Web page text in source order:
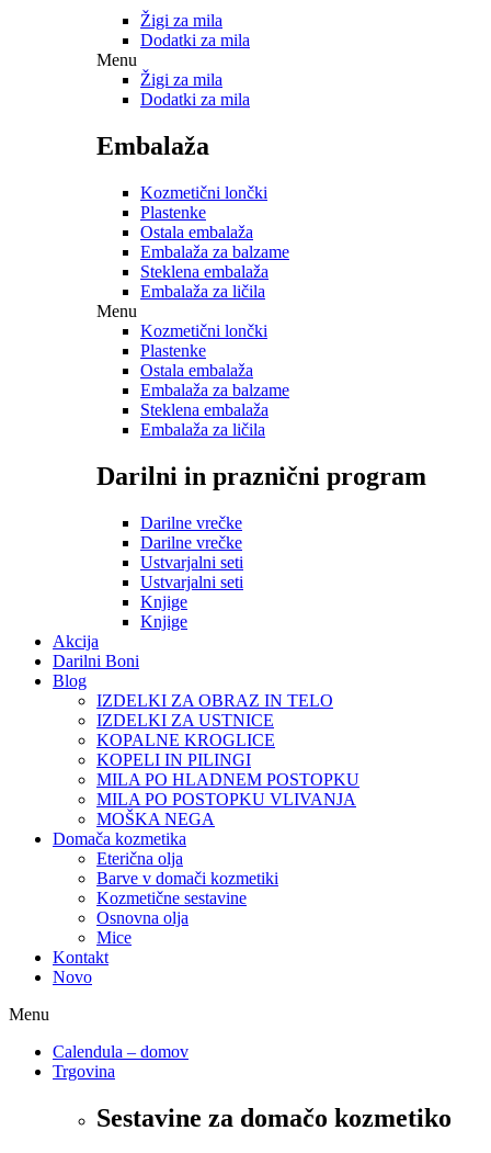
Žigi za mila
Dodatki za mila
Menu
Žigi za mila
Dodatki za mila
Embalaža
Kozmetični lončki
Plastenke
Ostala embalaža
Embalaža za balzame
Steklena embalaža
Embalaža za ličila
Menu
Kozmetični lončki
Plastenke
Ostala embalaža
Embalaža za balzame
Steklena embalaža
Embalaža za ličila
Darilni in praznični program
Darilne vrečke
Darilne vrečke
Ustvarjalni seti
Ustvarjalni seti
Knjige
Knjige
Akcija
Darilni Boni
Blog
IZDELKI ZA OBRAZ IN TELO
IZDELKI ZA USTNICE
KOPALNE KROGLICE
KOPELI IN PILINGI
MILA PO HLADNEM POSTOPKU
MILA PO POSTOPKU VLIVANJA
MOŠKA NEGA
Domača kozmetika
Eterična olja
Barve v domači kozmetiki
Kozmetične sestavine
Osnovna olja
Mice
Kontakt
Novo
Menu
Calendula – domov
Trgovina
Sestavine za domačo kozmetiko